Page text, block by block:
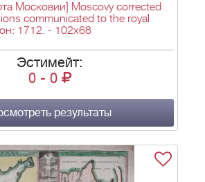
Московии] Moscovy corrected
communicated to the royal
1712. - 102х68
Эстимейт:
0 - 0
результаты